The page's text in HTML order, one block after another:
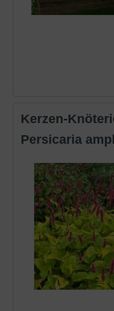
Kerzen-
Persicaria